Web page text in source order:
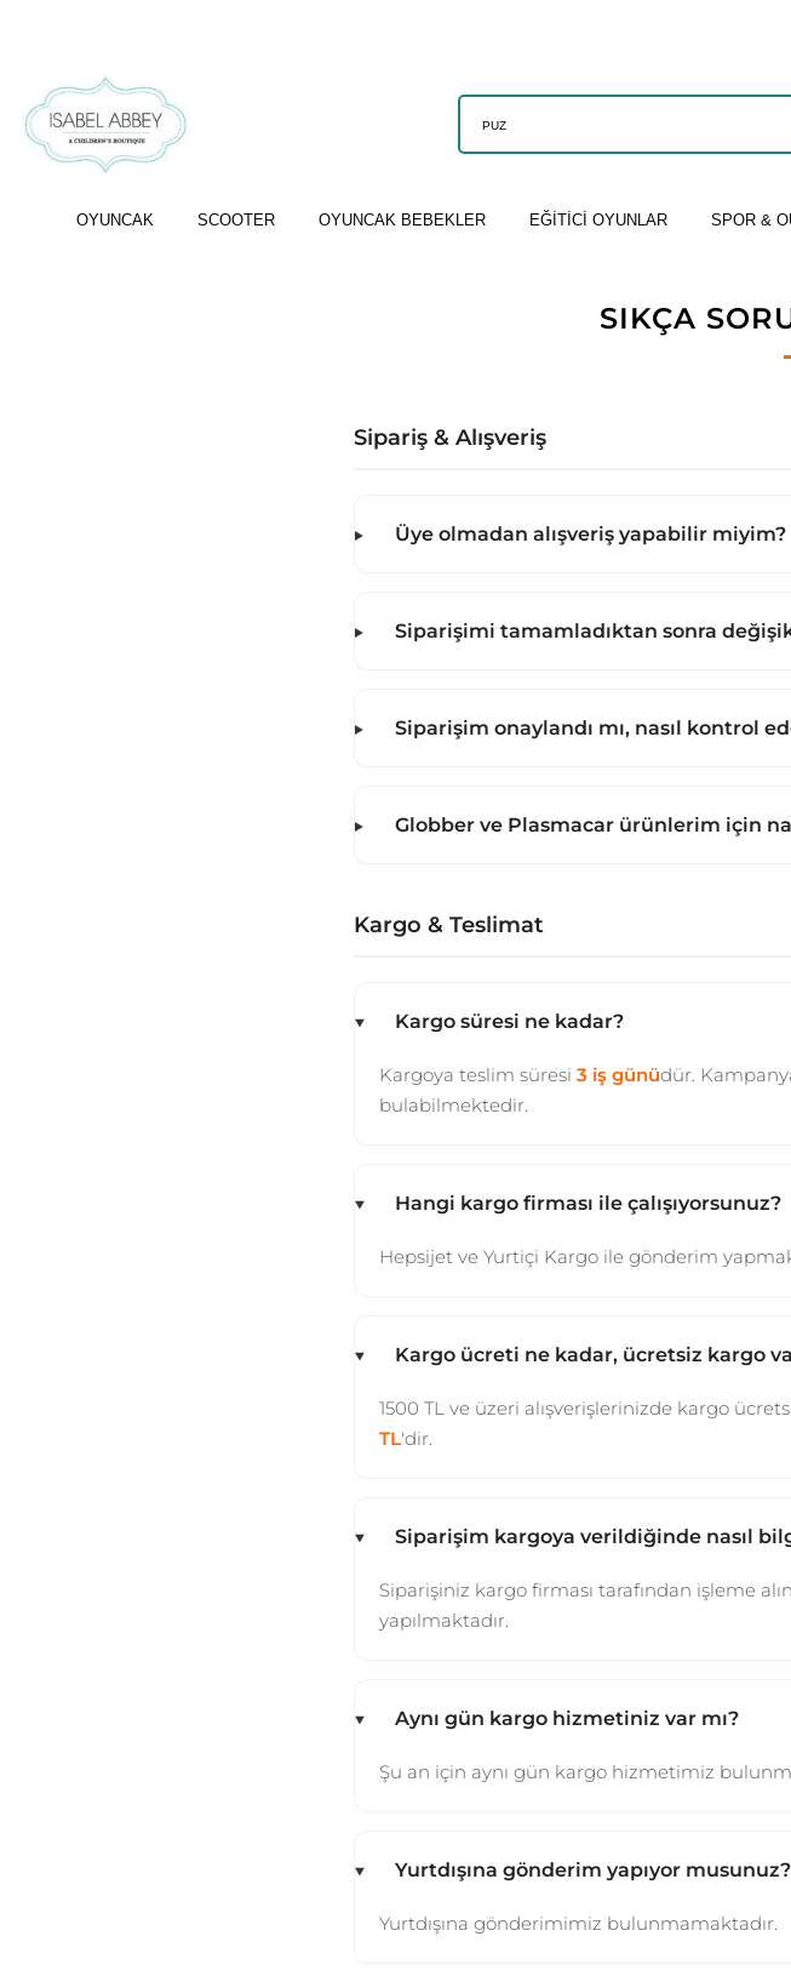
OYUNCAK SCOOTER OYUNCAK BEBEKLER EĞİTİCİ OYUNLAR SPOR &
SIKÇA
Sipariş & Alışveriş
Üye olmadan alışveriş yapabilir miyim?
Siparişimi tamamladıktan sonra
Siparişim onaylandı mı, nasıl kontrol
Globber ve Plasmacar ürünlerim için
Kargo & Teslimat
Kargo süresi ne kadar?
Kargoya teslim süresi 3 iş günüdür.
bulabilmektedir.
Hangi kargo firması ile çalışıyorsunuz?
Hepsijet ve Yurtiçi Kargo ile gönderim
Kargo ücreti ne kadar, ücretsiz kargo
1500 TL ve üzeri alışverişlerinizde kargo
TL'dir.
Siparişim kargoya verildiğinde nasıl
Siparişiniz kargo firması tarafından işleme
yapılmaktadır.
Aynı gün kargo hizmetiniz var mı?
Şu an için aynı gün kargo hizmetimiz
Yurtdışına gönderim yapıyor musunuz?
Yurtdışına gönderimimiz bulunmamaktadır.